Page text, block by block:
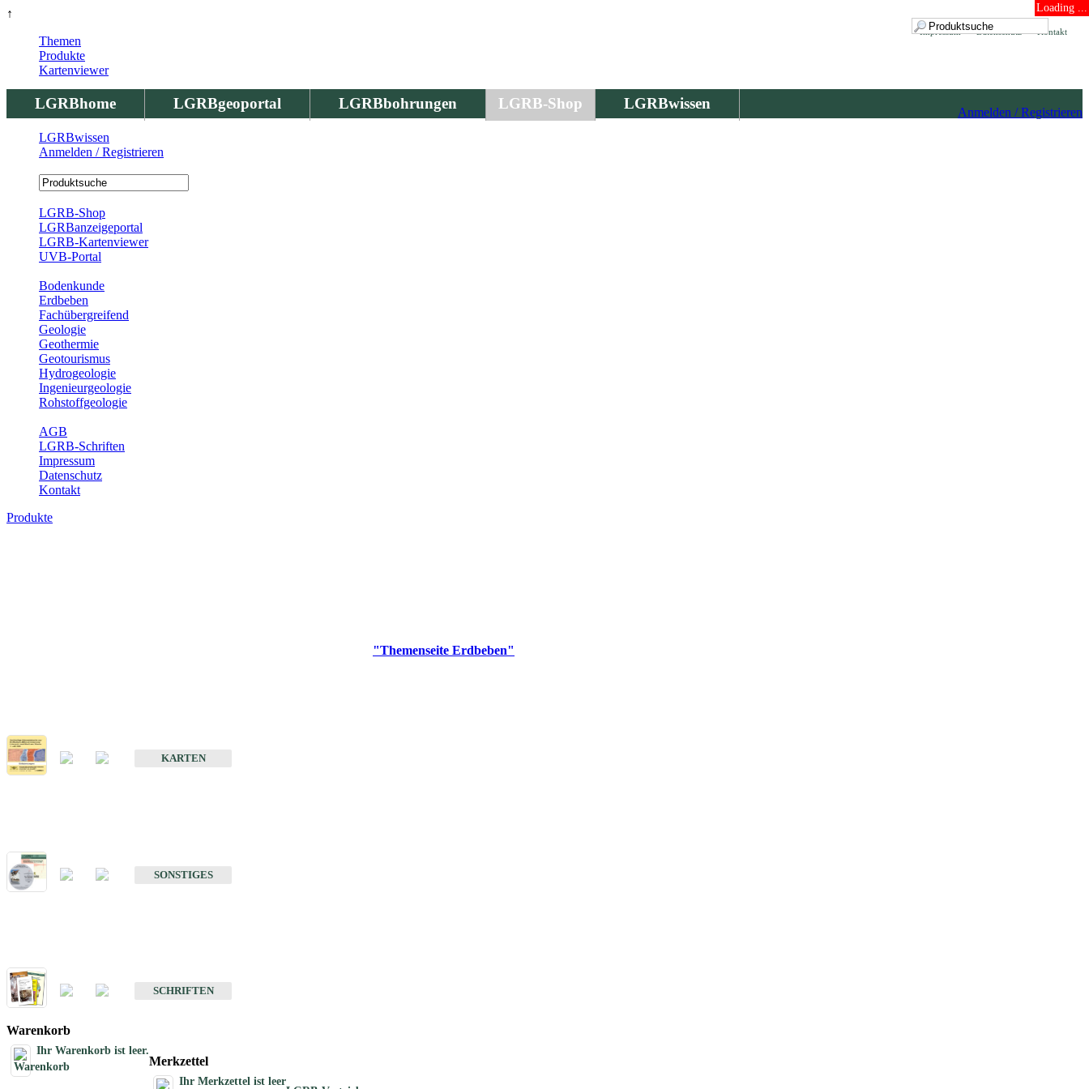
↑ Loading ...
Kontakt
Datenschutz
Impressum
LGRBhome LGRBgeoportal LGRBbohrungen LGRB-Shop LGRBwissen
Anmelden / Registrieren
Themen
Produkte
Kartenviewer
LGRBwissen
Anmelden / Registrieren
LGRB-Shop
LGRBanzeigeportal
LGRB-Kartenviewer
UVB-Portal
Bodenkunde
Erdbeben
Fachübergreifend
Geologie
Geothermie
Geotourismus
Hydrogeologie
Ingenieurgeologie
Rohstoffgeologie
AGB
LGRB-Schriften
Impressum
Datenschutz
Kontakt
Produkte
"Themenseite Erdbeben"
KARTEN
SONSTIGES
SCHRIFTEN
Warenkorb
Ihr Warenkorb ist leer.
Merkzettel
Ihr Merkzettel ist leer